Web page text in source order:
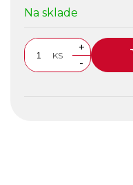
Na sklade
KS
+
-